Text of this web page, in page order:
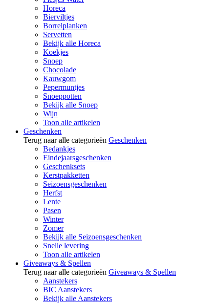
Horeca
Bierviltjes
Borrelplanken
Servetten
Bekijk alle Horeca
Koekjes
Snoep
Chocolade
Kauwgom
Pepermuntjes
Snoeppotten
Bekijk alle Snoep
Wijn
Toon alle artikelen
Geschenken
Terug naar alle categorieën Geschenken
Bedankjes
Eindejaarsgeschenken
Geschenksets
Kerstpakketten
Seizoensgeschenken
Herfst
Lente
Pasen
Winter
Zomer
Bekijk alle Seizoensgeschenken
Snelle levering
Toon alle artikelen
Giveaways & Spellen
Terug naar alle categorieën Giveaways & Spellen
Aanstekers
BIC Aanstekers
Bekijk alle Aanstekers